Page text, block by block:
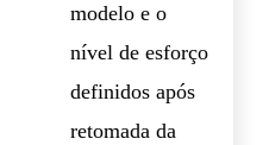
modelo e o
nível de esforço
definidos após
retomada da